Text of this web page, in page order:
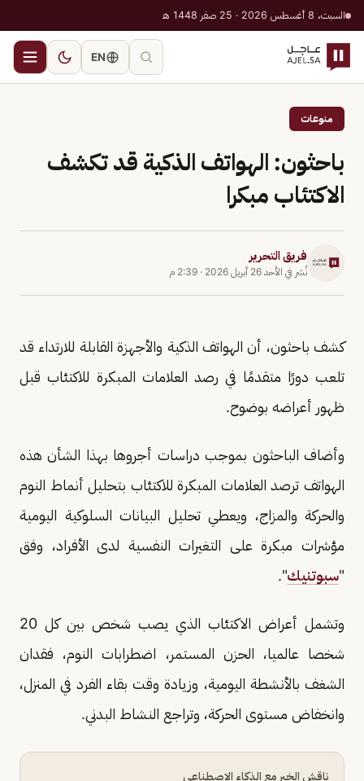
السبت، 8 أغسطس 2026 · 25 صفر 1448 هـ
EN
منوعات
باحثون: الهواتف الذكية قد تكشف
الاكتئاب مبكرا
فريق التحرير
نُشر في الأحد 26 أبريل 2026 · 2:39 م
كشف باحثون، أن الهواتف الذكية والأجهزة القابلة للارتداء قد
تلعب دورًا متقدمًا في رصد العلامات المبكرة للاكتئاب قبل
ظهور أعراضه بوضوح.
وأضاف الباحثون بموجب دراسات أجروها بهذا الشأن هذه
الهواتف ترصد العلامات المبكرة للاكتئاب بتحليل أنماط النوم
والحركة والمزاج، ويعطي تحليل البيانات السلوكية اليومية
مؤشرات مبكرة على التغيرات النفسية لدى الأفراد، وفق
"سبوتنيك".
وتشمل أعراض الاكتئاب الذي يصب شخص بين كل 20
شخصا عالميا، الحزن المستمر، اضطرابات النوم، فقدان
الشغف بالأنشطة اليومية، وزيادة وقت بقاء الفرد في المنزل،
وانخفاض مستوى الحركة، وتراجع النشاط البدني.
ناقش الخبر مع الذكاء الاصطناعي